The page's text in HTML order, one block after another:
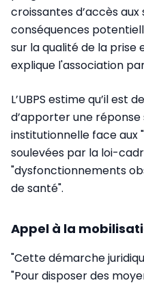
croissantes d’accès aux
conséquences
sur la qualité de la prise
explique l'association
L’UBPS estime qu’il est
d’apporter une
institutionnelle face aux
soulevées par la loi-
"dysfonctionnements
de santé".
Appel à la
"Cette démarche
"Pour disposer des